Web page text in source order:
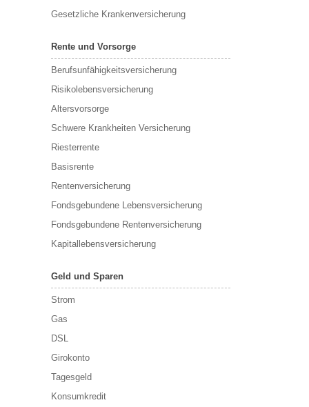
Gesetzliche Krankenversicherung
Rente und Vorsorge
Berufs­unfähigkeitsversicherung
Risikolebensversicherung
Altersvorsorge
Schwere Krankheiten Versicherung
Riesterrente
Basisrente
Rentenversicherung
Fondsgebundene Lebensversicherung
Fondsgebundene Rentenversicherung
Kapitallebensversicherung
Geld und Sparen
Strom
Gas
DSL
Girokonto
Tagesgeld
Konsumkredit